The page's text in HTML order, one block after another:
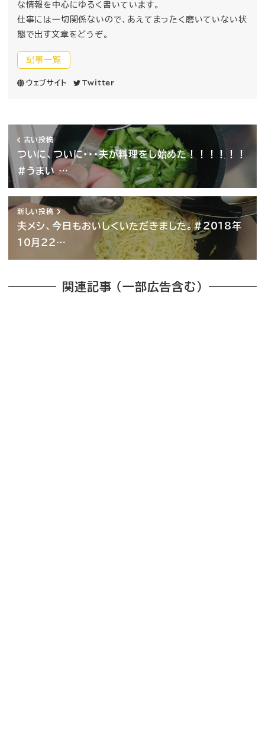
な情報を中心にゆるく書いています。
仕事には一切関係ないので、あえてまったく磨いていない状
態で出す文章をどうぞ。
記事一覧
ウェブサイト Twitter
古い投稿
ついに、ついに・・・夫が料理をし始めた！！！！！！
#うまい …
新しい投稿
夫メシ、今日もおいしくいただきました。#2018年
10月22…
関連記事 （一部広告含む）